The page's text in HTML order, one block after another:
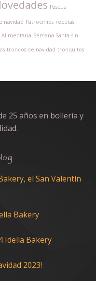
Pascua
navidad Patrocinios recetas
Alimentaria Semana Santa sin
troncos de navidad tronquitos
25 años en bollería y
el San Valentín
Bakery
Idella Bakery
2023!